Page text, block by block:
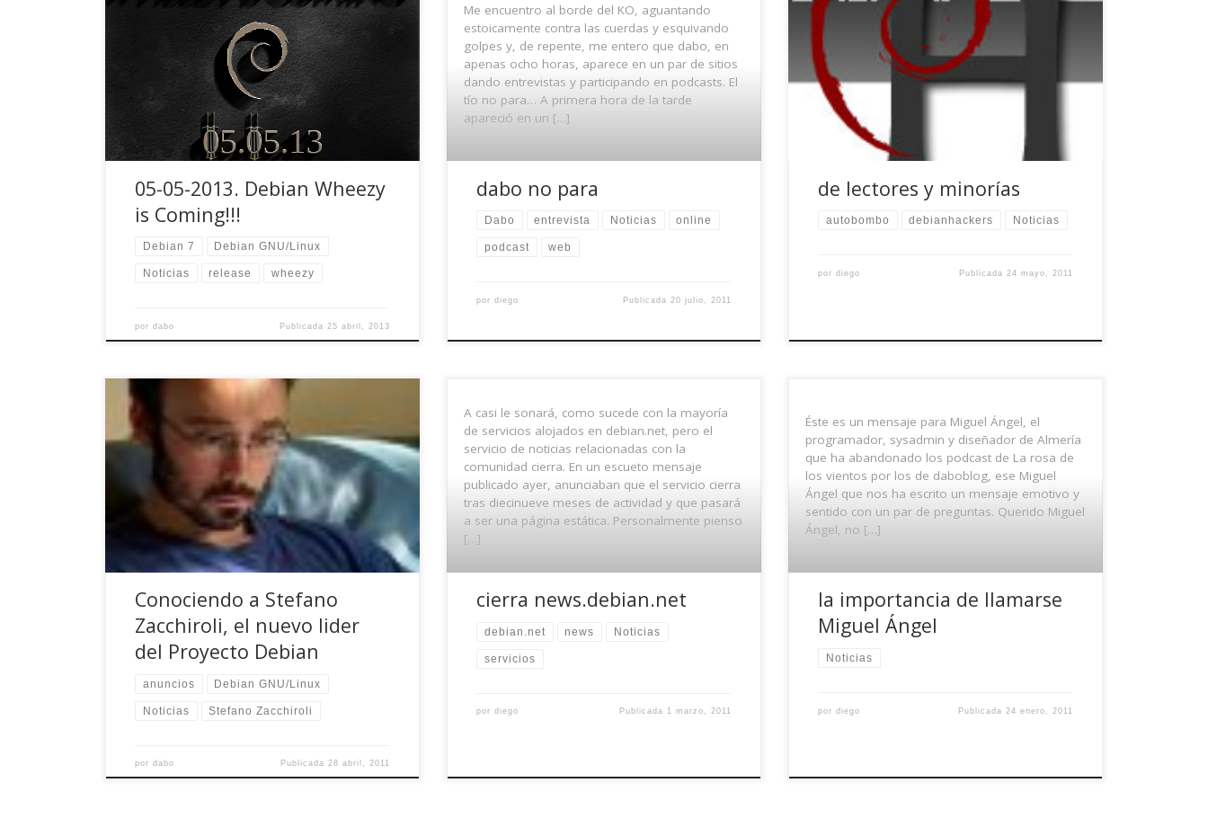
Los que usamos Testing o Sid ya hemos visto lo
que nos trae Debian 7, pero no es un
lanzamiento menor. Debian Whezzy estará
disponible el 5 mayo, únete a la fiesta -;)
05-05-2013. Debian Wheezy
is Coming!!!
Debian 7 Debian GNU/Linux
Noticias release wheezy
pordabo Publicada 25 abril, 2013
Me encuentro al borde del KO, aguantando
estoicamente contra las cuerdas y esquivando
golpes y, de repente, me entero que dabo, en
apenas ocho horas, aparece en un par de sitios
dando entrevistas y participando en podcasts. El
tío no para… A primera hora de la tarde
apareció en un […]
dabo no para
Dabo entrevista Noticias online
podcast web
pordiego Publicada 20 julio, 2011
Un lector de este humilde, personal y esforzado
blog le ha dicho a dabo que debianhackers es
un blog de culto. Lo argumentaba diciendo que
hablamos de lo que queremos, sin tener un
calendario de publicación estricto al que
atenernos y sin injerencias de ningún tipo.
Quitando que sigo sin […]
de lectores y minorías
autobombo debianhackers Noticias
pordiego Publicada 24 mayo, 2011
Con tanto lío de días atrás, me quedó pendiente
esta entrada. En un blog como este dedicado a
Debian y sus particularidades, no podía faltar
una reseña dedicada al que es desde el pasado
17 de Abril la cara visible al más alto nivel dentro
del organigrama de Debian. Como […]
Conociendo a Stefano
Zacchiroli, el nuevo lider
del Proyecto Debian
anuncios Debian GNU/Linux
Noticias Stefano Zacchiroli
pordabo Publicada 28 abril, 2011
A casi le sonará, como sucede con la mayoría
de servicios alojados en debian.net, pero el
servicio de noticias relacionadas con la
comunidad cierra. En un escueto mensaje
publicado ayer, anunciaban que el servicio cierra
tras diecinueve meses de actividad y que pasará
a ser una página estática. Personalmente pienso
[…]
cierra news.debian.net
debian.net news Noticias
servicios
pordiego Publicada 1 marzo, 2011
Éste es un mensaje para Miguel Ángel, el
programador, sysadmin y diseñador de Almería
que ha abandonado los podcast de La rosa de
los vientos por los de daboblog, ese Miguel
Ángel que nos ha escrito un mensaje emotivo y
sentido con un par de preguntas. Querido Miguel
Ángel, no […]
la importancia de llamarse
Miguel Ángel
Noticias
pordiego Publicada 24 enero, 2011